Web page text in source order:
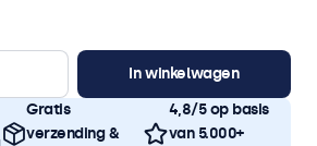
In winkelwagen
Gratis
verzending &
4,8/5 op basis
van 5.000+